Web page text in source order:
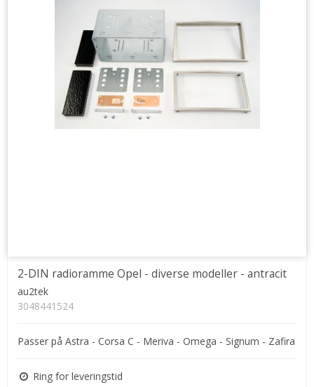
2-DIN radioramme Opel - diverse modeller - antracit
au2tek
3048441524
Passer på Astra - Corsa C - Meriva - Omega - Signum - Zafira
Ring for leveringstid